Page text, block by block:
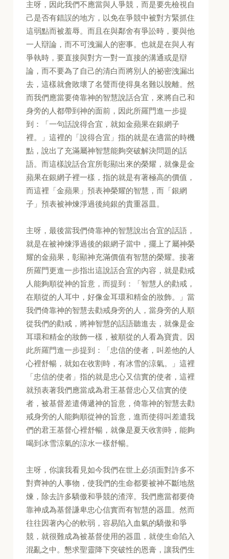
主呀，因此我們不應當與人爭競，而是要先檢視自
己是否有錯誤的地方，以免在爭競中被對方緊抓住
這弱點而被羞辱。而且在與鄰舍有爭訟時，要與他
一人辯論，而不可洩漏人的密事。也就是在與人有
爭執時，要直接與對方一對一直接的溝通或是辯
論，而不要為了自己的清白而將別人的祕密洩漏出
去，這樣就會敗壞了名聲而使得臭名難以脫離。然
而我們應當要倚靠神的智慧說話合宜，來將自己和
身旁的人都帶到神的面前，因此所羅門進一步提
到：「一句話說得合宜，就如金蘋果在銀網子
裡。」這裡的「說得合宜」指的就是在適當的時機
點，說出了充滿屬神智慧能夠突破解決問題的話
語。而這樣說話合宜所彰顯出來的榮耀，就像是金
蘋果在銀網子裡一樣，指的就是有著極高的價值，
而這裡「金蘋果」預表神榮耀的智慧，而「銀網
子」預表被神煉淨過後純銀的貴重器皿。
主呀，最後當我們倚靠神的智慧說出合宜的話語，
就是在被神煉淨過後的銀網子當中，擺上了屬神榮
耀的金蘋果，彰顯神充滿價值有智慧的榮耀。接著
所羅門更進一步指出這說話合宜的內容，就是勸戒
人能夠順從神的旨意，而提到：「智慧人的勸戒，
在順從的人耳中，好像金耳環和精金的妝飾。」當
我們倚靠神的智慧去勸戒身旁的人，當身旁的人順
從我們的勸戒，將神智慧的話語聽進去，就像是金
耳環和精金的妝飾一樣，被順從的人看為寶貴。因
此所羅門進一步提到：「忠信的使者，叫差他的人
心裡舒暢，就如在收割時，有冰雪的涼氣。」這裡
「忠信的使者」指的就是忠心又信實的使者，這裡
就預表著我們應當成為君王基督忠心又信實的使
者，被基督差遣傳遞神的旨意，倚靠神的智慧去勸
戒身旁的人能夠順從神的旨意，進而使得叫差遣我
們的君王基督心裡舒暢，就像是夏天收割時，能夠
喝到冰雪涼氣的涼水一樣舒暢。
主呀，你讓我看見如今我們在世上必須面對許多不
對齊神的人事物，使我們的生命都要被神不斷地熬
煉，除去許多驕傲和爭競的渣滓。我們應當都要倚
靠神成為基督謙卑忠心信實而有智慧的器皿。然而
往往因著內心的軟弱，容易陷入血氣的驕傲和爭
競，就很難成為被基督使用的器皿，就使生命陷入
混亂之中。懇求聖靈降下突破性的恩膏，讓我們生